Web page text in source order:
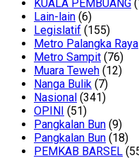
KUALA PEMBUANG
Lain-lain (6)
Legislatif (155)
Metro Palangka Raya
Metro Sampit (76)
Muara Teweh (12)
Nanga Bulik (7)
Nasional (341)
OPINI (51)
Pangkalan Bun (9)
Pangkalan Bun (18)
PEMKAB BARSEL